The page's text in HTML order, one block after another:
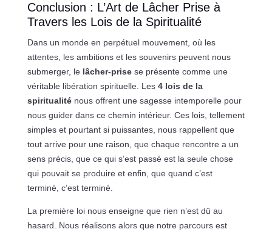
Conclusion : L’Art de Lâcher Prise à
Travers les Lois de la Spiritualité
Dans un monde en perpétuel mouvement, où les
attentes, les ambitions et les souvenirs peuvent nous
submerger, le lâcher-prisese présente comme une
véritable libération spirituelle. Les 4 lois de la
spiritualiténous offrent une sagesse intemporelle pour
nous guider dans ce chemin intérieur. Ces lois, tellement
simples et pourtant si puissantes, nous rappellent que
tout arrive pour une raison, que chaque rencontre a un
sens précis, que ce qui s’est passé est la seule chose
qui pouvait se produire et enfin, que quand c’est
terminé, c’est terminé.
La première loi nous enseigne que rien n’est dû au
hasard. Nous réalisons alors que notre parcours est